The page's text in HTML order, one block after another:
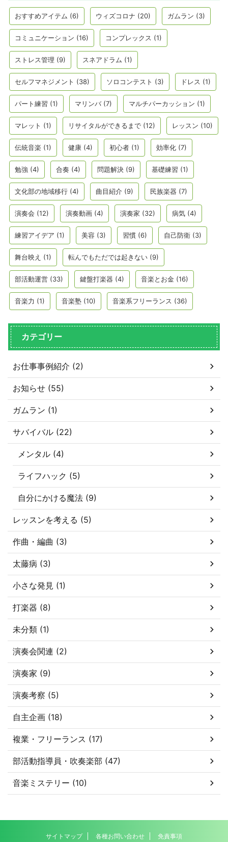
おすすめアイテム (6) ウィズコロナ (20) ガムラン (3)
コミュニケーション (16) コンプレックス (1)
ストレス管理 (9) スネアドラム (1)
セルフマネジメント (38) ソロコンテスト (3) ドレス (1)
パート練習 (1) マリンバ(7) マルチパーカッション (1)
マレット (1) リサイタルができるまで (12) レッスン (10)
伝統音楽 (1) 健康 (4) 初心者 (1) 効率化 (7)
勉強 (4) 合奏 (4) 問題解決 (9) 基礎練習 (1)
文化部の地域移行 (4) 曲目紹介 (9) 民族楽器 (7)
演奏会 (12) 演奏動画 (4) 演奏家 (32) 病気 (4)
練習アイデア (1) 美容 (3) 習慣 (6) 自己防衛 (3)
舞台映え (1) 転んでもただでは起きない (9)
部活動運営 (33) 鍵盤打楽器 (4) 音楽とお金 (16)
音楽力 (1) 音楽塾 (10) 音楽系フリーランス (36)
カテゴリー
お仕事事例紹介 (2)
お知らせ (55)
ガムラン (1)
サバイバル (22)
メンタル (4)
ライフハック (5)
自分にかける魔法 (9)
レッスンを考える (5)
作曲・編曲 (3)
太藤病 (3)
小さな発見 (1)
打楽器 (8)
未分類 (1)
演奏会関連 (2)
演奏家 (9)
演奏考察 (5)
自主企画 (18)
複業・フリーランス (17)
部活動指導員・吹奏楽部 (47)
音楽ミステリー (10)
サイトマップ 各種お問い合わせ 免責事項